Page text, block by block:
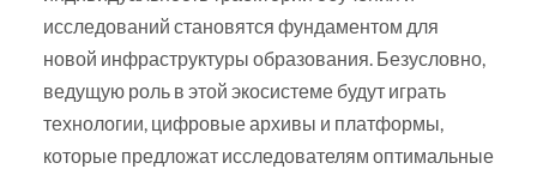
исследований становятся фундаментом для
новой инфраструктуры образования. Безусловно,
ведущую роль в этой экосистеме будут играть
технологии, цифровые архивы и платформы,
которые предложат исследователям оптимальные